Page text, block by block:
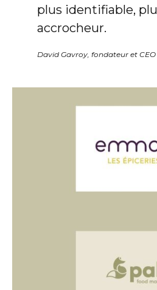
plus identifiable,
accrocheur.
David Gavroy, fondateur et